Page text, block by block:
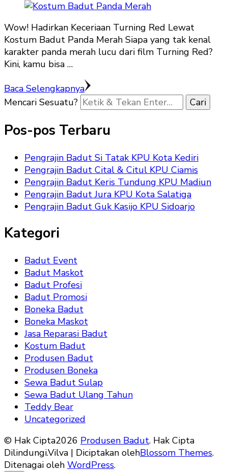
Wow! Hadirkan Keceriaan Turning Red Lewat
Kostum Badut Panda Merah Siapa yang tak kenal
karakter panda merah lucu dari film Turning Red?
Kini, kamu bisa …
Baca Selengkapnya
Mencari Sesuatu?
Pos-pos Terbaru
Pengrajin Badut Si Tatak KPU Kota Kediri
Pengrajin Badut Cital & Citul KPU Ciamis
Pengrajin Badut Keris Tundung KPU Madiun
Pengrajin Badut Jura KPU Kota Salatiga
Pengrajin Badut Guk Kasijo KPU Sidoarjo
Kategori
Badut Event
Badut Maskot
Badut Profesi
Badut Promosi
Boneka Badut
Boneka Maskot
Jasa Reparasi Badut
Kostum Badut
Produsen Badut
Produsen Boneka
Sewa Badut Sulap
Sewa Badut Ulang Tahun
Teddy Bear
Uncategorized
© Hak Cipta2026 Produsen Badut. Hak Cipta
Dilindungi.Vilva | Diciptakan olehBlossom Themes.
Ditenagai oleh WordPress.